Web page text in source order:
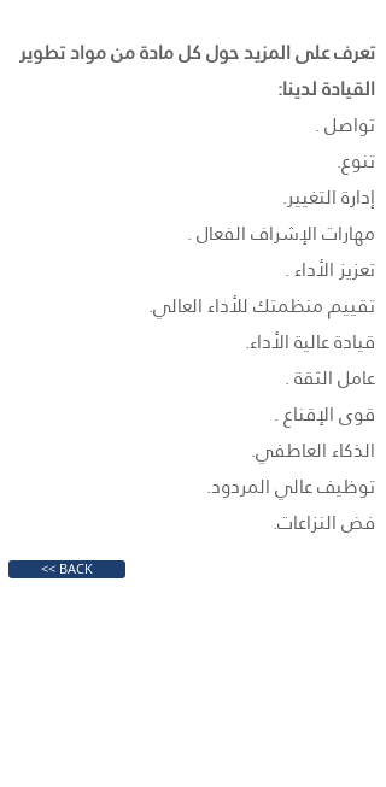
تعرف على المزيد حول كل مادة من مواد تطوير
القيادة لدينا:
تواصل .
تنوع.
إدارة التغيير.
مهارات الإشراف الفعال .
تعزيز الأداء .
تقييم منظمتك للأداء العالي.
قيادة عالية الأداء.
عامل الثقة .
قوى الإقناع .
الذكاء العاطفي.
توظيف عالي المردود.
فض النزاعات.
<< BACK